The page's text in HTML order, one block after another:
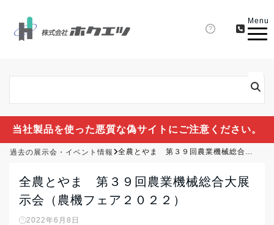
Menu
当社製品を使った悪質な偽サイトにご注意ください。
過去の展示会・イベント情報 全農とやま 第３９回農業機械総合大展示会（農機フェア２０２２）
全農とやま 第３９回農業機械総合大展
示会（農機フェア２０２２）
2022年6月8日